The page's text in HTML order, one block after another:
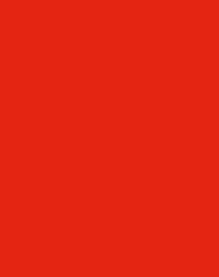
literatura polska i rosyjska
Twórczość Bolesława
Gamajun z Paryża –